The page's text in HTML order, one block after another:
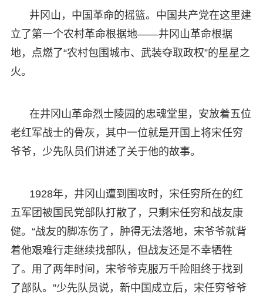
井冈山，中国革命的摇篮。中国共产党在这里建
立了第一个农村革命根据地——井冈山革命根据
地，点燃了“农村包围城市、武装夺取政权”的星星之
火。
在井冈山革命烈士陵园的忠魂堂里，安放着五位
老红军战士的骨灰，其中一位就是开国上将宋任穷
爷爷，少先队员们讲述了关于他的故事。
1928年，井冈山遭到围攻时，宋任穷所在的红
五军团被国民党部队打散了，只剩宋任穷和战友康
健。“战友的脚冻伤了，肿得无法落地，宋爷爷就背
着他艰难行走继续找部队，但战友还是不幸牺牲
了。用了两年时间，宋爷爷克服万千险阻终于找到
了部队。”少先队员说，新中国成立后，宋任穷爷爷